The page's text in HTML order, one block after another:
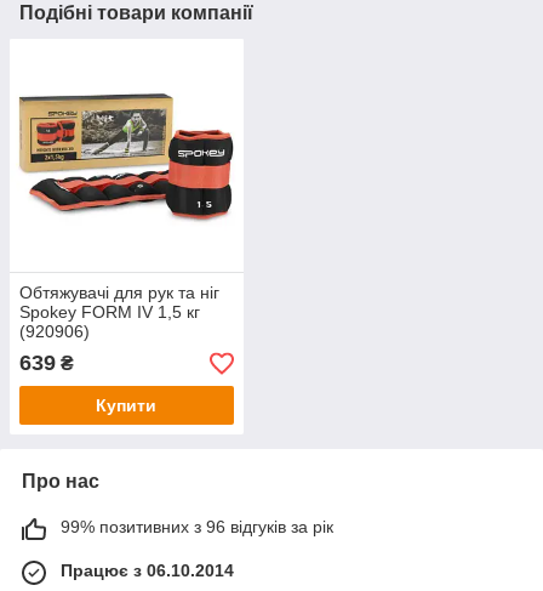
Подібні товари компанії
Обтяжувачі для рук та ніг
Spokey FORM IV 1,5 кг
(920906)
639 ₴
Купити
Про нас
99% позитивних з 96 відгуків за рік
Працює з 06.10.2014